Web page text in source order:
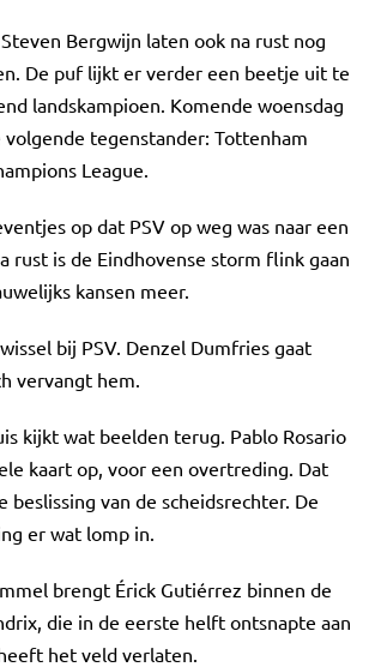
Bergwijn laten ook na rust nog
De puf lijkt er verder een beetje uit te
landskampioen. Komende woensdag
tegenstander: Tottenham
League.
op dat PSV op weg was naar een
rust is de Eindhovense storm flink gaan
kansen meer.
bij PSV. Denzel Dumfries gaat
vervangt hem.
kijkt wat beelden terug. Pablo Rosario
kaart op, voor een overtreding. Dat
beslissing van de scheidsrechter. De
er wat lomp in.
brengt Érick Gutiérrez binnen de
die in de eerste helft ontsnapte aan
het veld verlaten.